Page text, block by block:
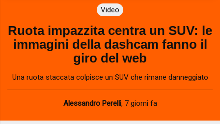
Video
Ruota impazzita centra un SUV: le
immagini della dashcam fanno il
giro del web
Una ruota staccata colpisce un SUV che rimane danneggiato
Alessandro Perelli, 7 giorni fa